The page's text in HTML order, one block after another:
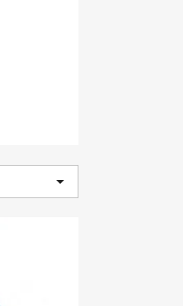
